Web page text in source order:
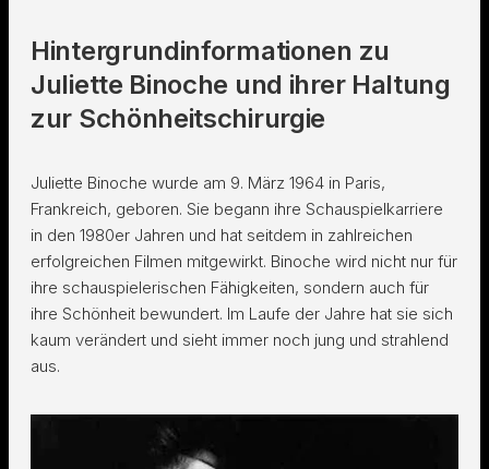
Hintergrundinformationen zu
Juliette Binoche und ihrer Haltung
zur Schönheitschirurgie
Juliette Binoche wurde am 9. März 1964 in Paris,
Frankreich, geboren. Sie begann ihre Schauspielkarriere
in den 1980er Jahren und hat seitdem in zahlreichen
erfolgreichen Filmen mitgewirkt. Binoche wird nicht nur für
ihre schauspielerischen Fähigkeiten, sondern auch für
ihre Schönheit bewundert. Im Laufe der Jahre hat sie sich
kaum verändert und sieht immer noch jung und strahlend
aus.